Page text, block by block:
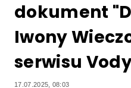
dokument
Iwony
serwisu
17.07.2025, 08:03